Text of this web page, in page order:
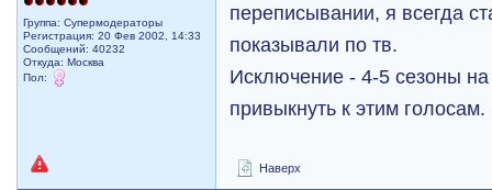
Группа: Супермодераторы
Регистрация: 20 Фев 2002, 14:33
Сообщений: 40232
Откуда: Москва
Пол:
переписывании, я всегда
показывали по тв.
Исключение - 4-5 сезоны
привыкнуть к этим голосам.
Наверх